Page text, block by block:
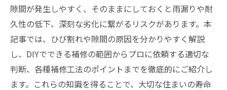
隙間が発生しやすく、そのままにしておくと雨漏りや耐
久性の低下、深刻な劣化に繋がるリスクがあります。本
記事では、ひび割れや隙間の原因を分かりやすく解説
し、DIYでできる補修の範囲からプロに依頼する適切な
判断、各種補修工法のポイントまでを徹底的にご紹介し
ます。これらの知識を得ることで、大切な住まいの寿命